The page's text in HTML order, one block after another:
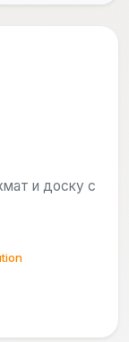
и доску с